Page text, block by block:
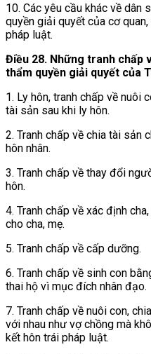
10. Các yêu cầu khác về
quyền giải quyết của cơ
pháp luật.
Điều 28. Những tranh chấp
thẩm quyền giải quyết của
1. Ly hôn, tranh chấp về nuôi
tài sản sau khi ly hôn.
2. Tranh chấp về chia tài sản
hôn nhân.
3. Tranh chấp về thay đổi
hôn.
4. Tranh chấp về xác định
cho cha, mẹ.
5. Tranh chấp về cấp dưỡng.
6. Tranh chấp về sinh con
thai hộ vì mục đích nhân đạo.
7. Tranh chấp về nuôi con,
với nhau như vợ chồng mà
kết hôn trái pháp luật.